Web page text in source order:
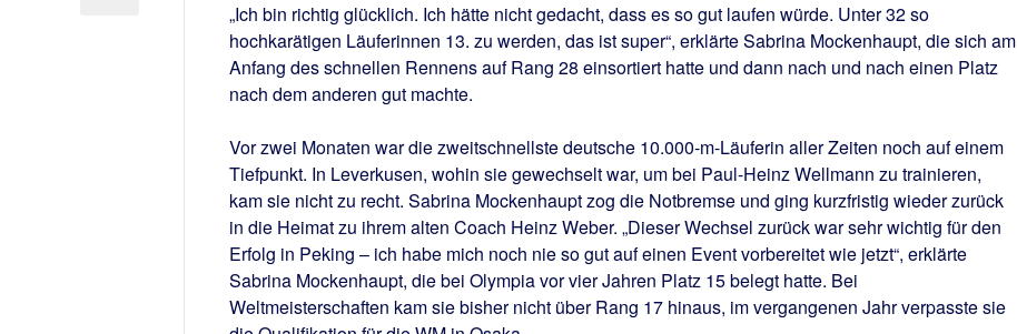
„Ich bin richtig glücklich. Ich hätte nicht gedacht, dass es so gut laufen würde. Unter 32 so
hochkarätigen Läuferinnen 13. zu werden, das ist super“, erklärte Sabrina Mockenhaupt, die sich am
Anfang des schnellen Rennens auf Rang 28 einsortiert hatte und dann nach und nach einen Platz
nach dem anderen gut machte.
Vor zwei Monaten war die zweitschnellste deutsche 10.000-m-Läuferin aller Zeiten noch auf einem
Tiefpunkt. In Leverkusen, wohin sie gewechselt war, um bei Paul-Heinz Wellmann zu trainieren,
kam sie nicht zu recht. Sabrina Mockenhaupt zog die Notbremse und ging kurzfristig wieder zurück
in die Heimat zu ihrem alten Coach Heinz Weber. „Dieser Wechsel zurück war sehr wichtig für den
Erfolg in Peking – ich habe mich noch nie so gut auf einen Event vorbereitet wie jetzt“, erklärte
Sabrina Mockenhaupt, die bei Olympia vor vier Jahren Platz 15 belegt hatte. Bei
Weltmeisterschaften kam sie bisher nicht über Rang 17 hinaus, im vergangenen Jahr verpasste sie